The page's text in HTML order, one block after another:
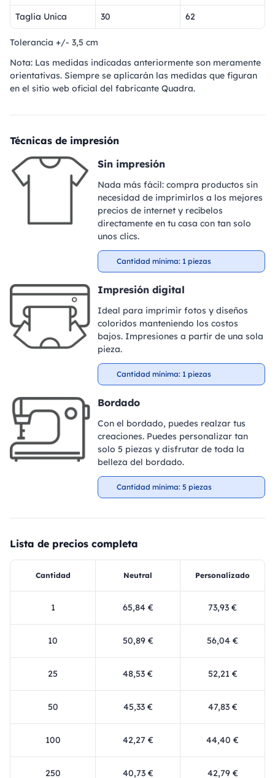
Taglia Unica 30 62
Tolerancia +/- 3,5 cm
Nota: Las medidas indicadas anteriormente son meramente
orientativas. Siempre se aplicarán las medidas que figuran
en el sitio web oficial del fabricante Quadra.
Técnicas de impresión
Sin impresión
Nada más fácil: compra productos sin
necesidad de imprimirlos a los mejores
precios de internet y recíbelos
directamente en tu casa con tan solo
unos clics.
Cantidad mínima: 1 piezas
Impresión digital
Ideal para imprimir fotos y diseños
coloridos manteniendo los costos
bajos. Impresiones a partir de una sola
pieza.
Cantidad mínima: 1 piezas
Bordado
Con el bordado, puedes realzar tus
creaciones. Puedes personalizar tan
solo 5 piezas y disfrutar de toda la
belleza del bordado.
Cantidad mínima: 5 piezas
Lista de precios completa
Cantidad Neutral Personalizado
1 65,84 € 73,93 €
10 50,89 € 56,04 €
25 48,53 € 52,21 €
50 45,33 € 47,83 €
100 42,27 € 44,40 €
250 40,73 € 42,79 €